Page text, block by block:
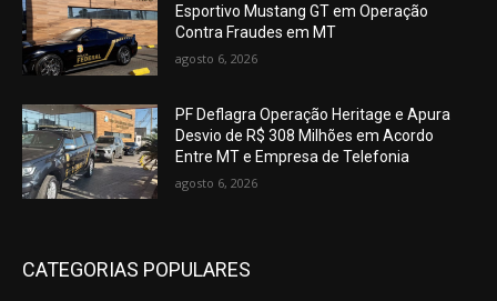
Esportivo Mustang GT em Operação
Contra Fraudes em MT
agosto 6, 2026
PF Deflagra Operação Heritage e Apura
Desvio de R$ 308 Milhões em Acordo
Entre MT e Empresa de Telefonia
agosto 6, 2026
CATEGORIAS POPULARES